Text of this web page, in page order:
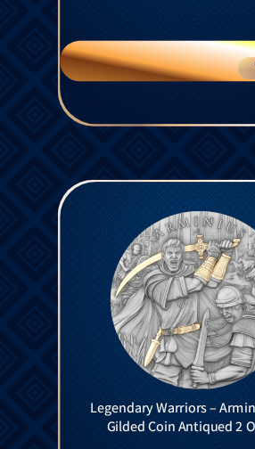
Legendary Warriors –
Gilded Coin Antiqued 2